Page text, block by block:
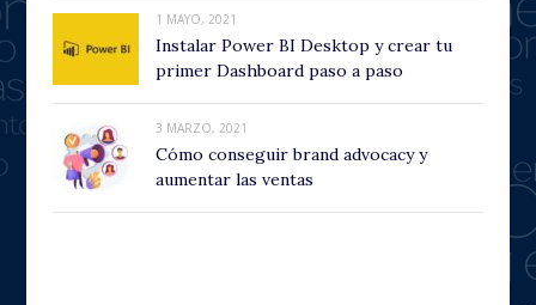
1 MAYO, 2021
Instalar Power BI Desktop y crear tu
primer Dashboard paso a paso
3 MARZO, 2021
Cómo conseguir brand advocacy y
aumentar las ventas